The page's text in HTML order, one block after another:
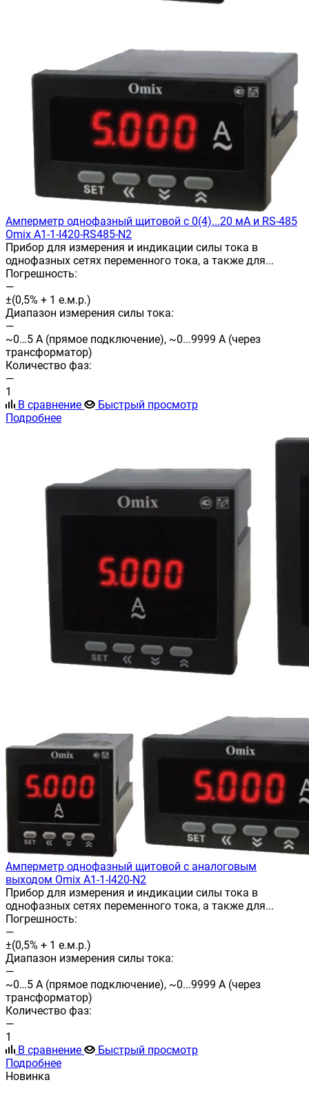
Амперметр однофазный щитовой c 0(4)...20 мА и RS-485
Omix A1-1-I420-RS485-N2
Прибор для измерения и индикации силы тока в
однофазных сетях переменного тока, а также для...
Погрешность:
—
±(0,5% + 1 е.м.р.)
Диапазон измерения силы тока:
—
~0…5 А (прямое подключение), ~0...9999 А (через
трансформатор)
Количество фаз:
—
1
В сравнение
Быстрый просмотр
Подробнее
Амперметр однофазный щитовой с аналоговым
выходом Omix A1-1-I420-N2
Прибор для измерения и индикации силы тока в
однофазных сетях переменного тока, а также для...
Погрешность:
—
±(0,5% + 1 е.м.р.)
Диапазон измерения силы тока:
—
~0…5 А (прямое подключение), ~0...9999 А (через
трансформатор)
Количество фаз:
—
1
В сравнение
Быстрый просмотр
Подробнее
Новинка